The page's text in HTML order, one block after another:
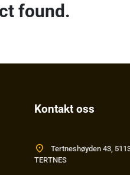
found.
Kontakt oss
location_on
Tertneshøyden 43,
TERTNES